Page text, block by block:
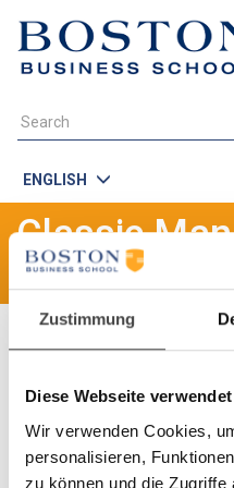
Zustimmung
Diese Webseite
Wir verwenden Cookies,
personalisieren,
zu können und die
ENGLISH
Classic
Consulting
Institutes. We analyze the
implementation. We measure
sustained success of our